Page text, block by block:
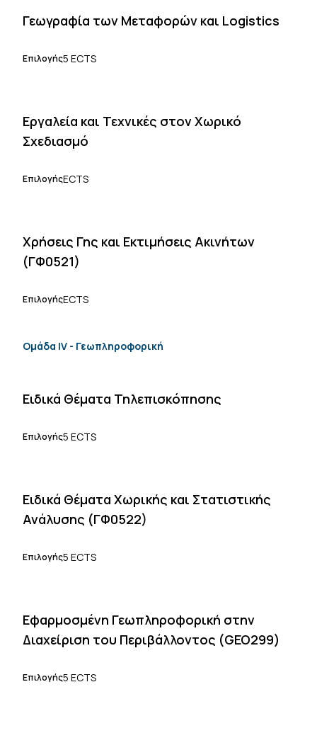
Γεωγραφία των Μεταφορών και Logistics
Επιλογής5 ECTS
Εργαλεία και Τεχνικές στον Χωρικό
Σχεδιασμό
ΕπιλογήςECTS
Χρήσεις Γης και Εκτιμήσεις Ακινήτων
(ΓΦ0521)
ΕπιλογήςECTS
Ομάδα IV - Γεωπληροφορική
Ειδικά Θέματα Τηλεπισκόπησης
Επιλογής5 ECTS
Ειδικά Θέματα Χωρικής και Στατιστικής
Ανάλυσης (ΓΦ0522)
Επιλογής5 ECTS
Εφαρμοσμένη Γεωπληροφορική στην
Διαχείριση του Περιβάλλοντος (GEO299)
Επιλογής5 ECTS